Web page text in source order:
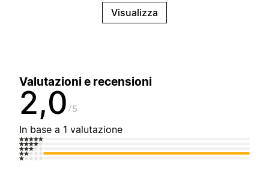
Visualizza
Valutazioni e recensioni
2,0 5
In base a 1 valutazione